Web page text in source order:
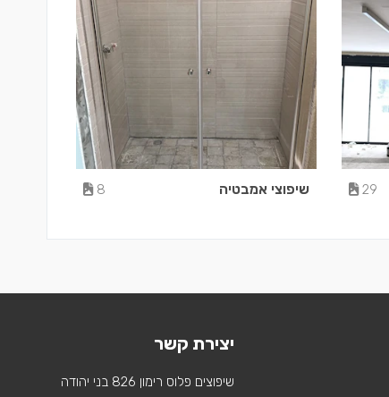
29 שיפוצי אמבטיה 8
יצירת קשר
שיפוצים פלוס רימון 826 בני יהודה